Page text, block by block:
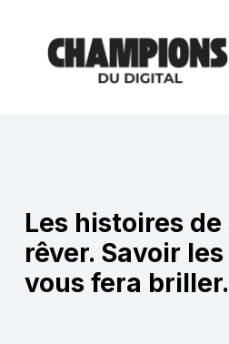
contenu
Les histoires
rêver. Savoir
vous fera briller.